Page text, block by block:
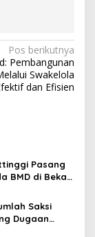
Pos berikutnya
Pembangunan
Swakelola
dan Efisien
Pasang
BMD di Bekas
Saksi
Dugaan